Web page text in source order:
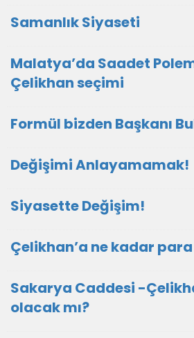
Samanlık Siyaseti
Malatya’da Saadet
Çelikhan seçimi
Formül bizden Başkanı
Değişimi Anlayamamak!
Siyasette Değişim!
Çelikhan’a ne kadar
Sakarya Caddesi -
olacak mı?